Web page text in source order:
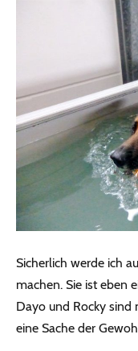
Sicherlich werde ich
machen. Sie ist eben
Dayo und Rocky sind
eine Sache der